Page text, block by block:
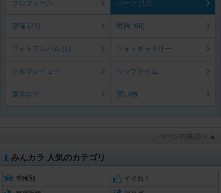
プロフィール パーツ (12)
整備 (21) 燃費 (86)
フォトアルバム (1) フォトギャラリー
クルマレビュー ラップタイム
愛車ログ 買い物
ページの先頭へ ▲
みんカラ 人気のカテゴリ
車種別 イイね！